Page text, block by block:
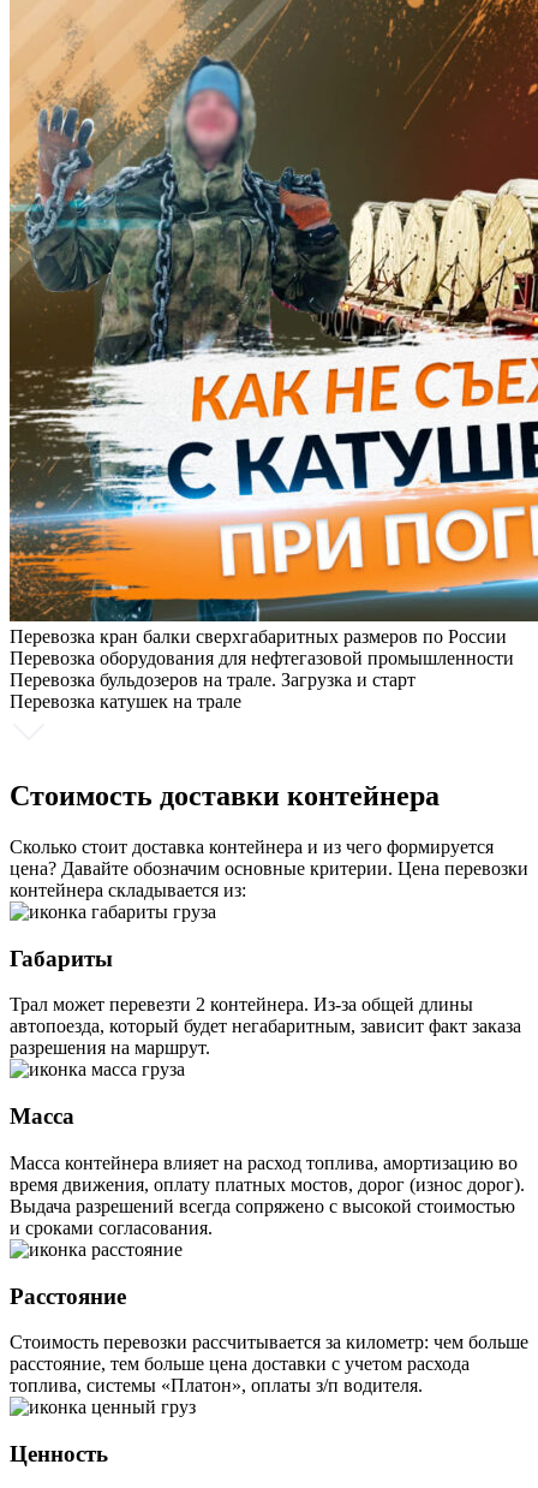
Перевозка кран балки сверхгабаритных размеров по России
Перевозка оборудования для нефтегазовой промышленности
Перевозка бульдозеров на трале. Загрузка и старт
Перевозка катушек на трале
Стоимость доставки контейнера
Сколько стоит доставка контейнера и из чего формируется
цена? Давайте обозначим основные критерии. Цена перевозки
контейнера складывается из:
Габариты
Трал может перевезти 2 контейнера. Из-за общей длины
автопоезда, который будет негабаритным, зависит факт заказа
разрешения на маршрут.
Масса
Масса контейнера влияет на расход топлива, амортизацию во
время движения, оплату платных мостов, дорог (износ дорог).
Выдача разрешений всегда сопряжено с высокой стоимостью
и сроками согласования.
Расстояние
Стоимость перевозки рассчитывается за километр: чем больше
расстояние, тем больше цена доставки с учетом расхода
топлива, системы «Платон», оплаты з/п водителя.
Ценность